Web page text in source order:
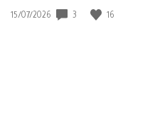
Date
15/07/2026 3 16